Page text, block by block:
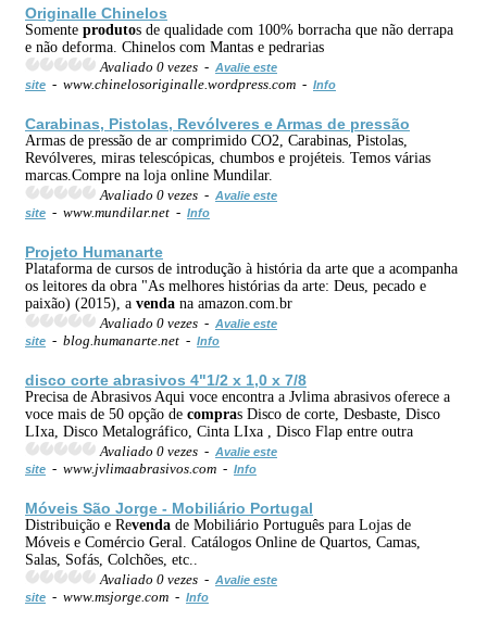
Originalle Chinelos
Somente produtos de qualidade com 100% borracha que não derrapa
e não deforma. Chinelos com Mantas e pedrarias
Avaliado 0 vezes - Avalie este
site - www.chinelosoriginalle.wordpress.com - Info
Carabinas, Pistolas, Revólveres e Armas de pressão
Armas de pressão de ar comprimido CO2, Carabinas, Pistolas,
Revólveres, miras telescópicas, chumbos e projéteis. Temos várias
marcas.Compre na loja online Mundilar.
Avaliado 0 vezes - Avalie este
site - www.mundilar.net - Info
Projeto Humanarte
Plataforma de cursos de introdução à história da arte que a acompanha
os leitores da obra "As melhores histórias da arte: Deus, pecado e
paixão) (2015), a venda na amazon.com.br
Avaliado 0 vezes - Avalie este
site - blog.humanarte.net - Info
disco corte abrasivos 4"1/2 x 1,0 x 7/8
Precisa de Abrasivos Aqui voce encontra a Jvlima abrasivos oferece a
voce mais de 50 opção de compras Disco de corte, Desbaste, Disco
LIxa, Disco Metalográfico, Cinta LIxa , Disco Flap entre outra
Avaliado 0 vezes - Avalie este
site - www.jvlimaabrasivos.com - Info
Móveis São Jorge - Mobiliário Portugal
Distribuição e Revenda de Mobiliário Português para Lojas de
Móveis e Comércio Geral. Catálogos Online de Quartos, Camas,
Salas, Sofás, Colchões, etc..
Avaliado 0 vezes - Avalie este
site - www.msjorge.com - Info